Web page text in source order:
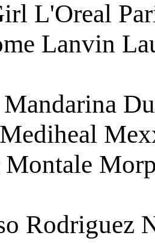
L'Oreal
Lanvin
Montale
Rodriguez